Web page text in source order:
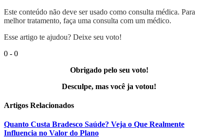
Este conteúdo não deve ser usado como consulta médica. Para
melhor tratamento, faça uma consulta com um médico.
Esse artigo te ajudou? Deixe seu voto!
0 - 0
Obrigado pelo seu voto!
Desculpe, mas você ja votou!
Artigos Relacionados
Quanto Custa Bradesco Saúde? Veja o Que Realmente
Influencia no Valor do Plano